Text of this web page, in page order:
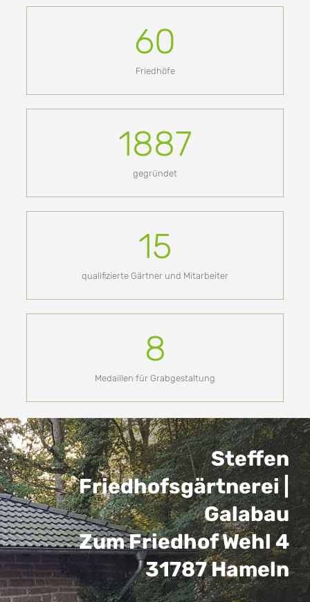
60
Friedhöfe
1887
gegründet
15
qualifizierte Gärtner und Mitarbeiter
8
Medaillen für Grabgestaltung
Steffen
Friedhofsgärtnerei |
Galabau
Zum Friedhof Wehl 4
31787 Hameln